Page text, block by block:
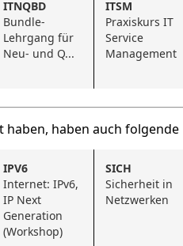
ITNQBD
Bundle-
Lehrgang für
Neu- und Q...
ITSM
Praxiskurs IT
Service
Management
haben, haben auch
IPV6
Internet: IPv6,
IP Next
Generation
(Workshop)
SICH
Sicherheit in
Netzwerken